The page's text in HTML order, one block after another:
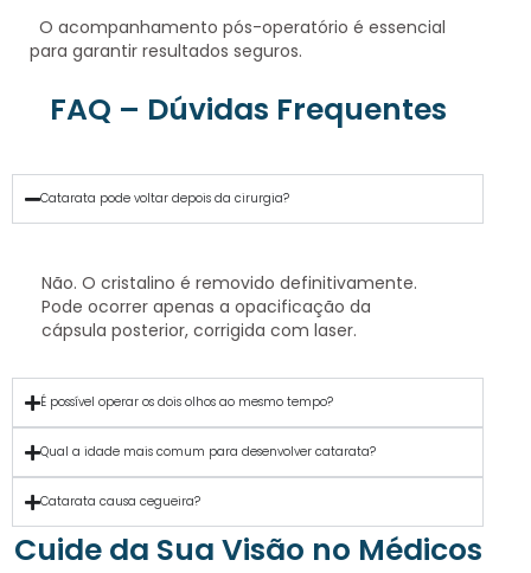
O acompanhamento pós-operatório é essencial
para garantir resultados seguros.
FAQ – Dúvidas Frequentes
Catarata pode voltar depois da cirurgia?
Não. O cristalino é removido definitivamente.
Pode ocorrer apenas a opacificação da
cápsula posterior, corrigida com laser.
É possível operar os dois olhos ao mesmo tempo?
Qual a idade mais comum para desenvolver catarata?
Catarata causa cegueira?
Cuide da Sua Visão no Médicos